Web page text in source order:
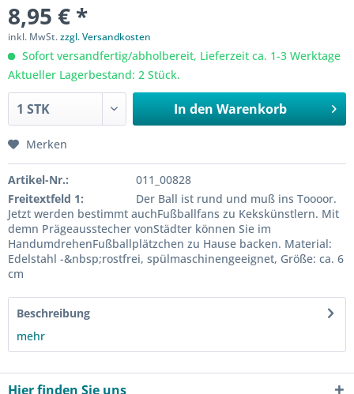
8,95 € *
inkl. MwSt.zzgl. Versandkosten
Sofort versandfertig/abholbereit, Lieferzeit ca. 1-3 Werktage
Aktueller Lagerbestand: 2 Stück.
In den Warenkorb
Merken
Artikel-Nr.:
011_00828
Freitextfeld 1:
Der Ball ist rund und muß ins Toooor.
Jetzt werden bestimmt auchFußballfans zu Kekskünstlern. Mit
demn Prägeausstecher vonStädter können Sie im
HandumdrehenFußballplätzchen zu Hause backen. Material:
Edelstahl -&nbsp;rostfrei, spülmaschinengeeignet, Größe: ca. 6
cm
Beschreibung
mehr
Hier finden Sie uns